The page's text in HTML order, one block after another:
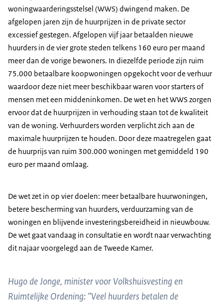
woningwaarderingsstelsel (WWS) dwingend maken. De
afgelopen jaren zijn de huurprijzen in de private sector
excessief gestegen. Afgelopen vijf jaar betaalden nieuwe
huurders in de vier grote steden telkens 160 euro per maand
meer dan de vorige bewoners. In diezelfde periode zijn ruim
75.000 betaalbare koopwoningen opgekocht voor de verhuur
waardoor deze niet meer beschikbaar waren voor starters of
mensen met een middeninkomen. De wet en het WWS zorgen
ervoor dat de huurprijzen in verhouding staan tot de kwaliteit
van de woning. Verhuurders worden verplicht zich aan de
maximale huurprijzen te houden. Door deze maatregelen gaat
de huurprijs van ruim 300.000 woningen met gemiddeld 190
euro per maand omlaag.
De wet zet in op vier doelen: meer betaalbare huurwoningen,
betere bescherming van huurders, verduurzaming van de
woningen en blijvende investeringsbereidheid in nieuwbouw.
De wet gaat vandaag in consultatie en wordt naar verwachting
dit najaar voorgelegd aan de Tweede Kamer.
Hugo de Jonge, minister voor Volkshuisvesting en
Ruimtelijke Ordening: “Veel huurders betalen de